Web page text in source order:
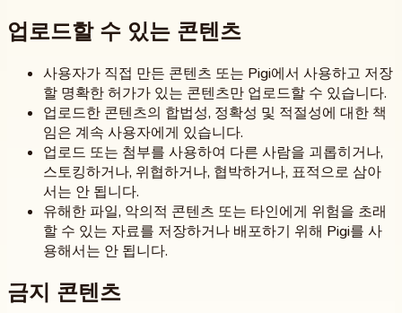
업로드할 수 있는 콘텐츠
사용자가 직접 만든 콘텐츠 또는 Pigi에서 사용하고 저장
할 명확한 허가가 있는 콘텐츠만 업로드할 수 있습니다.
업로드한 콘텐츠의 합법성, 정확성 및 적절성에 대한 책
임은 계속 사용자에게 있습니다.
업로드 또는 첨부를 사용하여 다른 사람을 괴롭히거나,
스토킹하거나, 위협하거나, 협박하거나, 표적으로 삼아
서는 안 됩니다.
유해한 파일, 악의적 콘텐츠 또는 타인에게 위험을 초래
할 수 있는 자료를 저장하거나 배포하기 위해 Pigi를 사
용해서는 안 됩니다.
금지 콘텐츠